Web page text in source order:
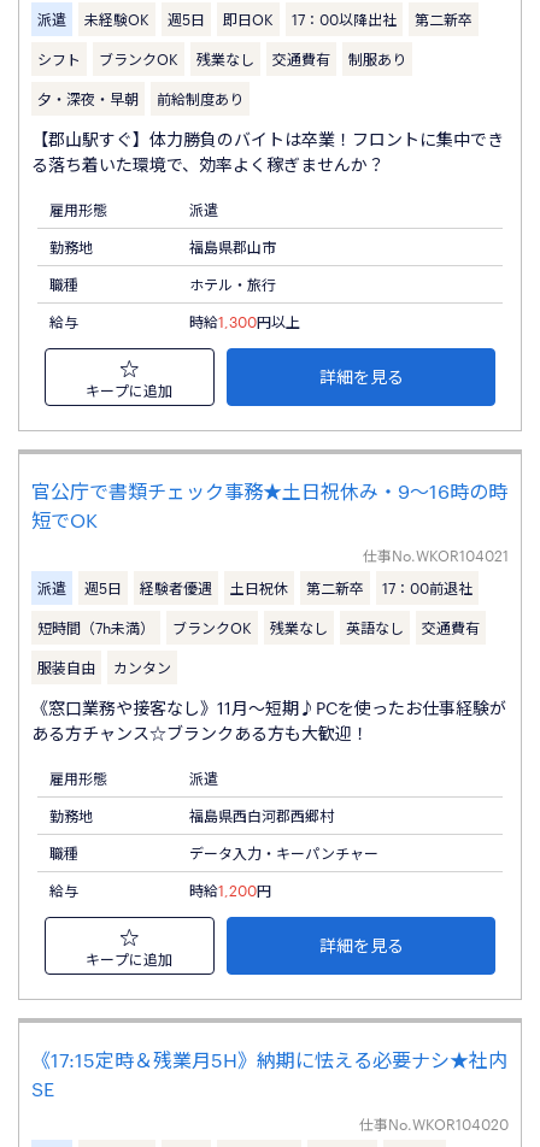
派遣 未経験OK 週5日 即日OK 17：00以降出社 第二新卒
シフト ブランクOK 残業なし 交通費有 制服あり
夕・深夜・早朝 前給制度あり
【郡山駅すぐ】体力勝負のバイトは卒業！フロントに集中でき
る落ち着いた環境で、効率よく稼ぎませんか？
雇用形態 派遣
勤務地 福島県郡山市
職種 ホテル・旅行
給与 時給1,300円以上
キープに追加
詳細を見る
官公庁で書類チェック事務★土日祝休み・9～16時の時
短でOK
仕事No.WKOR104021
派遣
週5日 経験者優遇 土日祝休 第二新卒 17：00前退社
短時間（7h未満） ブランクOK 残業なし 英語なし 交通費有
服装自由 カンタン
《窓口業務や接客なし》11月～短期♪PCを使ったお仕事経験が
ある方チャンス☆ブランクある方も大歓迎！
雇用形態 派遣
勤務地 福島県西白河郡西郷村
職種 データ入力・キーパンチャー
給与 時給1,200円
キープに追加
詳細を見る
《17:15定時＆残業月5H》納期に怯える必要ナシ★社内
SE
仕事No.WKOR104020